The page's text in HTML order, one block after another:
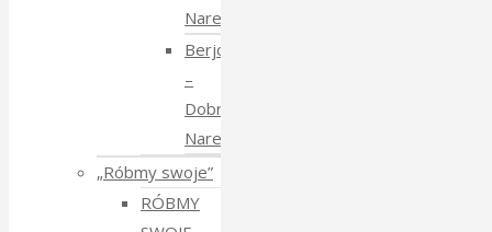
Narewkowskich
Berjozkele
–
Dobranoc
Narewko
„Róbmy swoje”
RÓBMY